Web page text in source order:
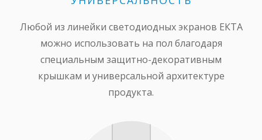
Любой из линейки светодиодных экранов ЕКТА
можно использовать на пол благодаря
специальным защитно-декоративным
крышкам и универсальной архитектуре
продукта.